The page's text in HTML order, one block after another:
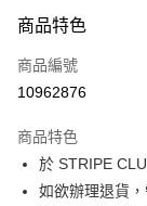
3 期 0 利率 每
合作金庫商業銀行
上海商業儲蓄銀行
臺灣中小企業銀行
匯豐（台灣）商
聯邦商業銀行
超商取貨付款
LINE Pay
Apple Pay
街口支付
商品特色
商品編號
10962876
商品特色
於 STRIPE
如欲辦理退貨